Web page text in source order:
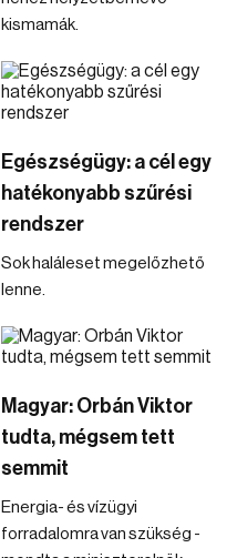
kismamák.
Egészségügy: a cél egy
hatékonyabb szűrési
rendszer
Sok haláleset megelőzhető
lenne.
Magyar: Orbán Viktor
tudta, mégsem tett
semmit
Energia- és vízügyi
forradalomra van szükség -